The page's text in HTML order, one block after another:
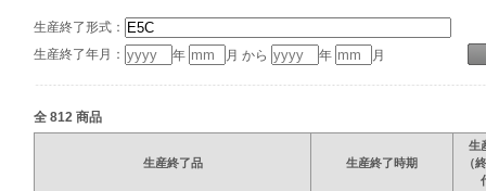
生産終了形式：
生産終了年月：
年 月 から 年 月
全 812 商品
生産終了品 生産終了時期
生
（